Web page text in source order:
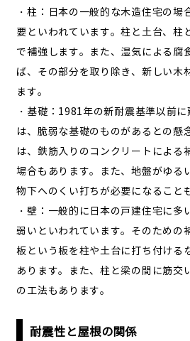
・柱：日本の一般的な木造住宅の場
要といわれています。柱と土台、柱
で補強します。また、湿気による腐
ば、その部分を取り除き、新しい木
ます。
・基礎：1981年の新耐震基準以前
は、脆弱な基礎のものがあるとの懸
は、鉄筋入りのコンクリートによる
場合もあります。また、地盤がゆる
物下へのくい打ちが必要になること
・壁：一般的に日本の戸建住宅に多
弱いといわれています。そのための
板という板を柱や土台に打ち付ける
あります。また、柱と梁の間に筋交
の工法もあります。
耐震性と屋根の関係